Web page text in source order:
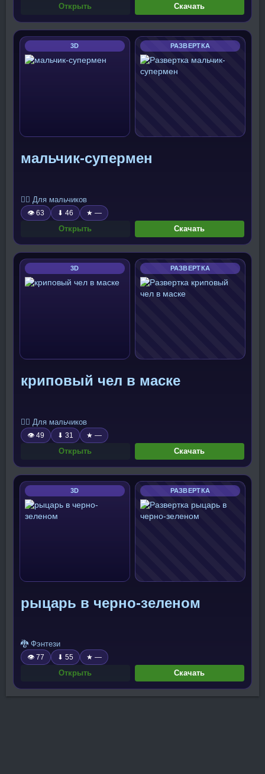
Открыть Скачать
3D РАЗВЕРТКА
мальчик-супермен
🧍‍♂️ Для мальчиков
👁 63 ⬇ 46 ★ —
Открыть Скачать
3D РАЗВЕРТКА
криповый чел в маске
🧍‍♂️ Для мальчиков
👁 49 ⬇ 31 ★ —
Открыть Скачать
3D РАЗВЕРТКА
рыцарь в черно-зеленом
🐉 Фэнтези
👁 77 ⬇ 55 ★ —
Открыть Скачать